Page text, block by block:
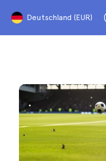
Deutschland (EUR)